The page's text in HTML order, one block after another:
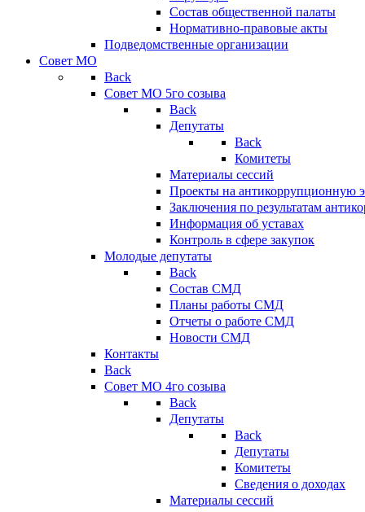
Состав общественной палаты
Нормативно-правовые акты
Подведомственные организации
Совет МО
Back
Совет МО 5го созыва
Back
Депутаты
Back
Комитеты
Материалы сессий
Проекты на антикоррупционную
Заключения по результатам
Информация об уставах
Контроль в сфере закупок
Молодые депутаты
Back
Состав СМД
Планы работы СМД
Отчеты о работе СМД
Новости СМД
Контакты
Back
Совет МО 4го созыва
Back
Депутаты
Back
Депутаты
Комитеты
Сведения о доходах
Материалы сессий